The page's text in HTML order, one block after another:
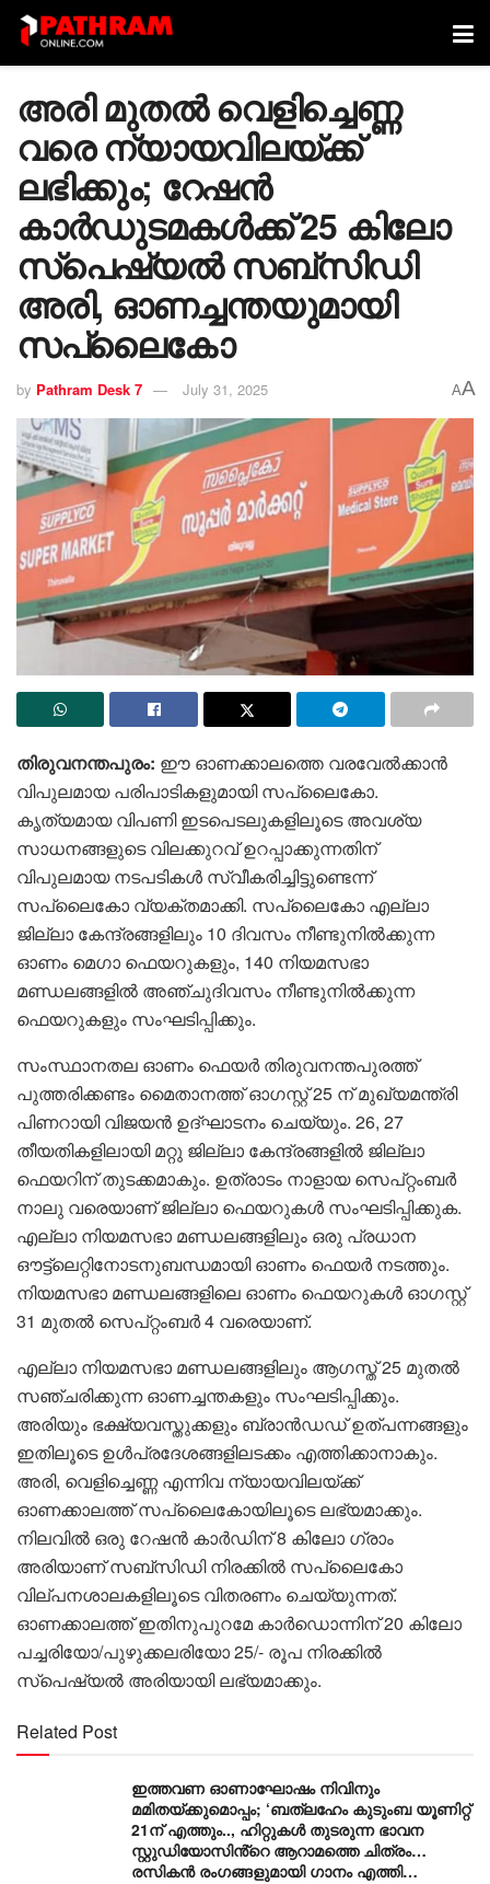
അരി മുതൽ വെളിച്ചെണ്ണ
വരെ ന്യായവിലയ്ക്ക്
ലഭിക്കും; റേഷൻ
കാര്‍ഡുടമകൾക്ക് 25 കിലോ
സ്പെഷ്യൽ സബ്സിഡി
അരി, ഓണച്ചന്തയുമായി
സപ്ലൈകോ
by Pathram Desk 7 July 31, 2025 AA
തിരുവനന്തപുരം: ഈ ഓണക്കാലത്തെ വരവേല്‍ക്കാന്‍
വിപുലമായ പരിപാടികളുമായി സപ്ലൈകോ.
കൃത്യമായ വിപണി ഇടപെടലുകളിലൂടെ അവശ്യ
സാധനങ്ങളുടെ വിലക്കുറവ് ഉറപ്പാക്കുന്നതിന്
വിപുലമായ നടപടികള്‍ സ്വീകരിച്ചിട്ടുണ്ടെന്ന്
സപ്ലൈകോ വ്യക്തമാക്കി. സപ്ലൈകോ എല്ലാ
ജില്ലാ കേന്ദ്രങ്ങളിലും 10 ദിവസം നീണ്ടുനിൽക്കുന്ന
ഓണം മെഗാ ഫെയറുകളും, 140 നിയമസഭാ
മണ്ഡലങ്ങളിൽ അഞ്ചുദിവസം നീണ്ടുനിൽക്കുന്ന
ഫെയറുകളും സംഘടിപ്പിക്കും.
സംസ്ഥാനതല ഓണം ഫെയർ തിരുവനന്തപുരത്ത്
പുത്തരിക്കണ്ടം മൈതാനത്ത് ഓഗസ്റ്റ് 25 ന് മുഖ്യമന്ത്രി
പിണറായി വിജയൻ ഉദ്ഘാടനം ചെയ്യും. 26, 27
തീയതികളിലായി മറ്റു ജില്ലാ കേന്ദ്രങ്ങളിൽ ജില്ലാ
ഫെയറിന് തുടക്കമാകും. ഉത്രാടം നാളായ സെപ്റ്റംബർ
നാലു വരെയാണ് ജില്ലാ ഫെയറുകൾ സംഘടിപ്പിക്കുക.
എല്ലാ നിയമസഭാ മണ്ഡലങ്ങളിലും ഒരു പ്രധാന
ഔട്ട്ലെറ്റിനോടനുബന്ധമായി ഓണം ഫെയർ നടത്തും.
നിയമസഭാ മണ്ഡലങ്ങളിലെ ഓണം ഫെയറുകൾ ഓഗസ്റ്റ്
31 മുതൽ സെപ്റ്റംബർ 4 വരെയാണ്.
എല്ലാ നിയമസഭാ മണ്ഡലങ്ങളിലും ആഗസ്ത് 25 മുതൽ
സഞ്ചരിക്കുന്ന ഓണച്ചന്തകളും സംഘടിപ്പിക്കും.
അരിയും ഭക്ഷ്യവസ്തുക്കളും ബ്രാൻഡഡ് ഉത്പന്നങ്ങളും
ഇതിലൂടെ ഉൾപ്രദേശങ്ങളിലടക്കം എത്തിക്കാനാകും.
അരി, വെളിച്ചെണ്ണ എന്നിവ ന്യായവിലയ്ക്ക്
ഓണക്കാലത്ത് സപ്ലൈകോയിലൂടെ ലഭ്യമാക്കും.
നിലവിൽ ഒരു റേഷൻ കാർഡിന് 8 കിലോ ഗ്രാം
അരിയാണ് സബ്സിഡി നിരക്കിൽ സപ്ലൈകോ
വില്പനശാലകളിലൂടെ വിതരണം ചെയ്യുന്നത്.
ഓണക്കാലത്ത് ഇതിനുപുറമേ കാര്‍ഡൊന്നിന് 20 കിലോ
പച്ചരിയോ/പുഴുക്കലരിയോ 25/- രൂപ നിരക്കിൽ
സ്പെഷ്യൽ അരിയായി ലഭ്യമാക്കും.
Related Post
ഇത്തവണ ഓണാഘോഷം നിവിനും
മമിതയ്ക്കുമൊപ്പം; ‘ബത്‍ലഹേം കുടുംബ യൂണിറ്റ്
21ന് എത്തും.., ഹിറ്റുകൾ തുടരുന്ന ഭാവന
സ്റ്റുഡിയോസിൻ്റെ ആറാമത്തെ ചിത്രം…
രസികൻ രംഗങ്ങളുമായി ഗാനം എത്തി…